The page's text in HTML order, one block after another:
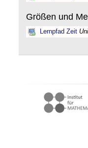
Größen und
Lernpfad Zeit